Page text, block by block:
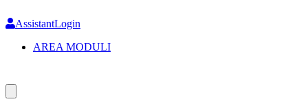
to
content
AssistantLogin
AREA MODULI